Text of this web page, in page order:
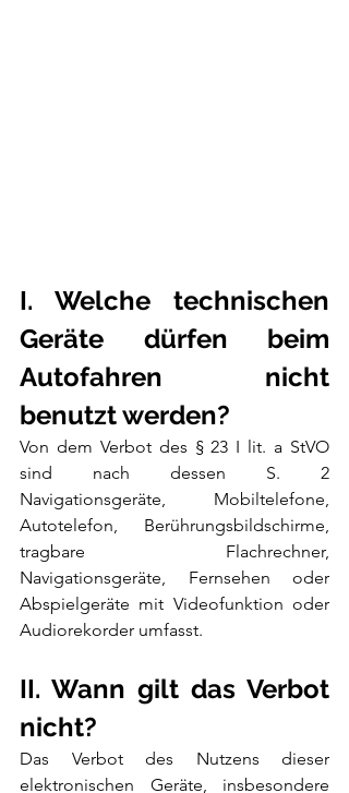
I. Welche technischen
Geräte dürfen beim
Autofahren nicht
benutzt werden?
Von dem Verbot des § 23 I lit. a StVO
sind nach dessen S. 2
Navigationsgeräte, Mobiltelefone,
Autotelefon, Berührungsbildschirme,
tragbare Flachrechner,
Navigationsgeräte, Fernsehen oder
Abspielgeräte mit Videofunktion oder
Audiorekorder umfasst.
II. Wann gilt das Verbot
nicht?
Das Verbot des Nutzens dieser
elektronischen Geräte, insbesondere